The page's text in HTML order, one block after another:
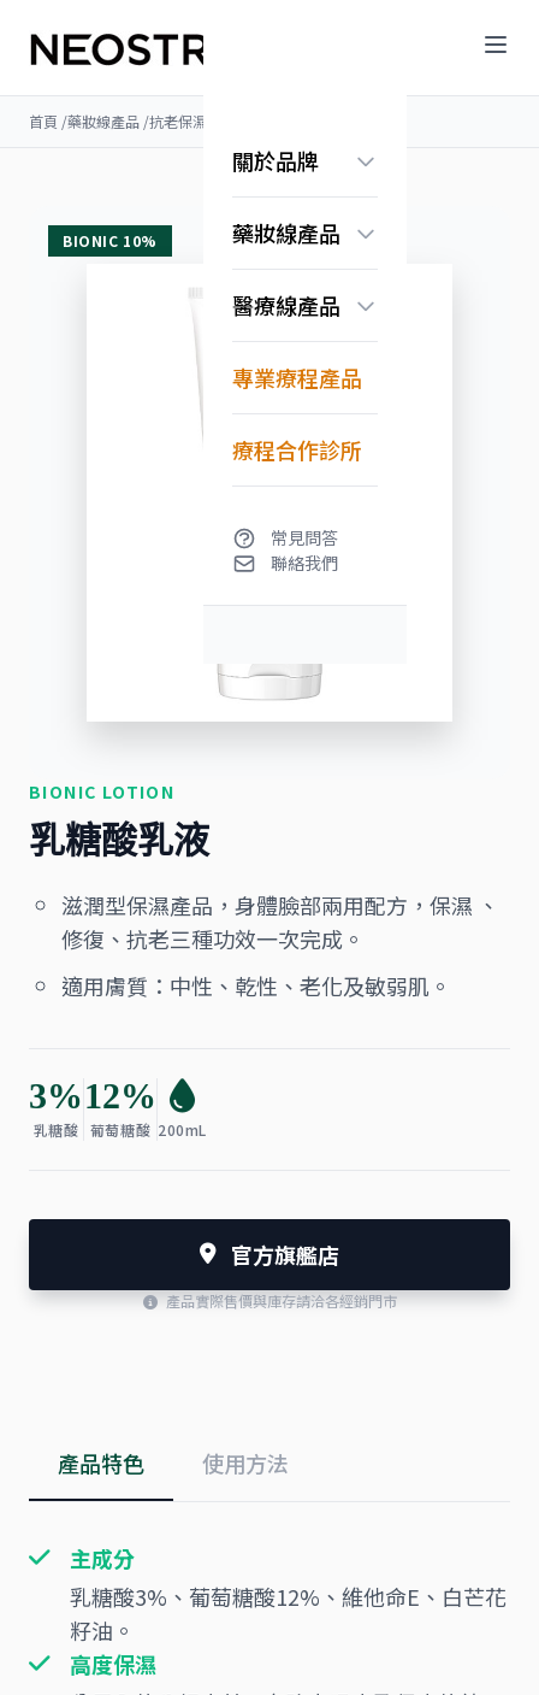
關於品牌
認識果酸科學
常見問答
藥妝線產品
抗老保濕系列
美白淡斑系列
Exuviance系列
醫療線產品
淨化調理系列
換膚亮顏系列
修護舒緩系列
專業療程產品
療程合作診所
常見問答
聯絡我們
首頁 /藥妝線產品 /抗老保濕
BIONIC 10%
BIONIC LOTION
乳糖酸乳液
滋潤型保濕產品，身體臉部兩用配方，保濕 、
修復、抗老三種功效一次完成。
適用膚質：中性、乾性、老化及敏弱肌。
3%
乳糖酸
12%
葡萄糖酸 200mL
官方旗艦店
產品實際售價與庫存請洽各經銷門市
產品特色 使用方法
主成分
乳糖酸3%、葡萄糖酸12%、維他命E、白芒花
籽油。
高度保濕